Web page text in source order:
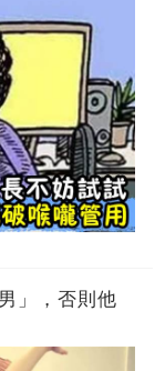
」，否則他